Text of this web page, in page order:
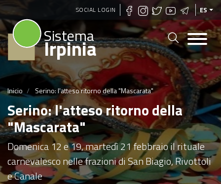
Pasar
contenido
principal
SOCIAL LOGIN ES
Sistema
Irpinia
Inicio Serino: l'atteso ritorno della "Mascarata"
Serino: l'atteso ritorno della
"Mascarata"
Domenica 12 e 19, martedì 21 febbraio il rituale
carnevalesco nelle frazioni di San Biagio, Rivottoli
e Canale